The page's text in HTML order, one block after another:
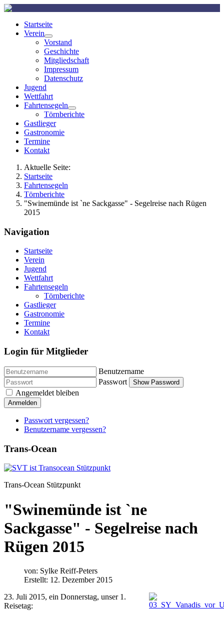
Startseite
Verein
Vorstand
Geschichte
Mitgliedschaft
Impressum
Datenschutz
Jugend
Wettfahrt
Fahrtensegeln
Törnberichte
Gastlieger
Gastronomie
Termine
Kontakt
Aktuelle Seite:
Startseite
Fahrtensegeln
Törnberichte
"Swinemünde ist `ne Sackgasse" - Segelreise nach Rügen
2015
Navigation
Startseite
Verein
Jugend
Wettfahrt
Fahrtensegeln
Törnberichte
Gastlieger
Gastronomie
Termine
Kontakt
Login für Mitglieder
Benutzername
Passwort
Show Password
Angemeldet bleiben
Anmelden
Passwort vergessen?
Benutzername vergessen?
Trans-Ocean
Trans-Ocean Stützpunkt
"Swinemünde ist `ne
Sackgasse" - Segelreise nach
Rügen 2015
von: Sylke Reiff-Peters
Erstellt: 12. Dezember 2015
23. Juli 2015, ein Donnerstag, unser 1.
Reisetag: